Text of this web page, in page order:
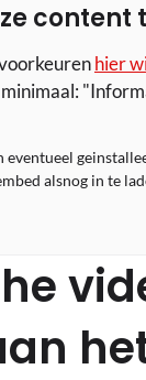
content
hier
minimaal:
eventueel
alsnog in te